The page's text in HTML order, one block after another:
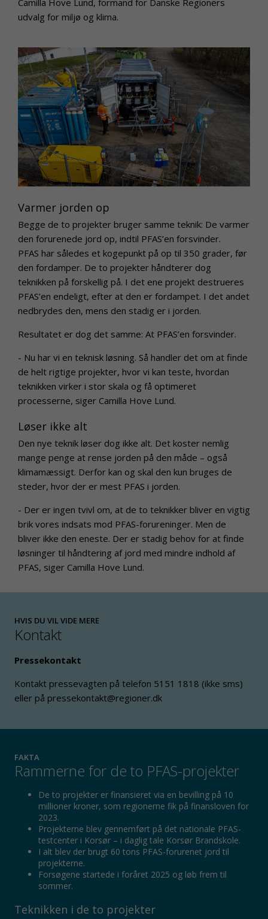
udvalg for miljø og klima.
Varmer jorden op
Begge de to projekter bruger samme teknik: De varmer
den forurenede jord op, indtil PFAS’en forsvinder.
PFAS har således et kogepunkt på op til 350 grader, før
den fordamper. De to projekter håndterer dog
teknikken på forskellig på. I det ene projekt destrueres
PFAS’en endeligt, efter at den er fordampet. I det andet
nedbrydes den, mens den stadig er i jorden.
Resultatet er dog det samme: At PFAS’en forsvinder.
- Nu har vi en teknisk løsning. Så handler det om at finde
de helt rigtige projekter, hvor vi kan teste, hvordan
teknikken virker i stor skala og få optimeret
processerne, siger Camilla Hove Lund.
Løser ikke alt
Den nye teknik løser dog ikke alt. Det koster nemlig
mange penge at rense jorden på den måde – også
klimamæssigt. Derfor kan og skal den kun bruges de
steder, hvor der er mest PFAS i jorden.
- Der er ingen tvivl om, at de to teknikker bliver en vigtig
brik vores indsats mod PFAS-forureninger. Men de
bliver ikke den eneste. Der er stadig behov for at finde
løsninger til håndtering af jord med mindre indhold af
PFAS, siger Camilla Hove Lund.
HVIS DU VIL VIDE MERE
Kontakt
Pressekontakt
Kontakt pressevagten på telefon 5151 1818 (ikke sms)
eller på pressekontakt@regioner.dk
FAKTA
Rammerne for de to PFAS-projekter
De to projekter er finansieret via en bevilling på 10
millioner kroner, som regionerne fik på finansloven for
2023.
Projekterne blev gennemført på det nationale PFAS-
testcenter i Korsør – i daglig tale Korsør Brandskole.
I alt blev der brugt 60 tons PFAS-forurenet jord til
projekterne.
Forsøgene startede i foråret 2025 og løb frem til
sommer.
Teknikken i de to projekter